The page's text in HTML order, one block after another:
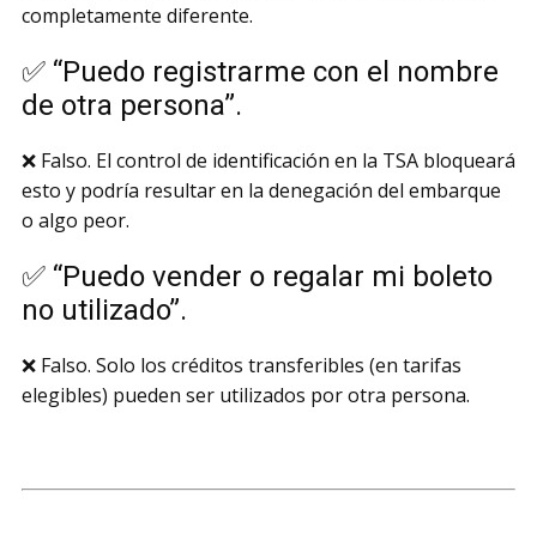
completamente diferente.
✅ “Puedo registrarme con el nombre
de otra persona”.
❌ Falso. El control de identificación en la TSA bloqueará
esto y podría resultar en la denegación del embarque
o algo peor.
✅ “Puedo vender o regalar mi boleto
no utilizado”.
❌ Falso. Solo los créditos transferibles (en tarifas
elegibles) pueden ser utilizados por otra persona.